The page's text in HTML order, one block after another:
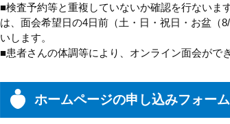
■検査予約等と重複していないか確認を行ないま
は、面会希望日の4日前（土・日・祝日・お盆（
いします。
■患者さんの体調等により、オンライン面会がで
ホームページの申し込みフォー